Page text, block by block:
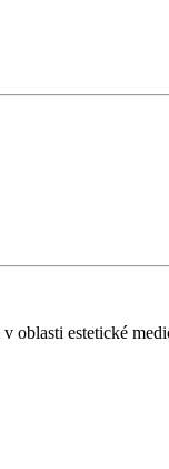
oblasti estetické